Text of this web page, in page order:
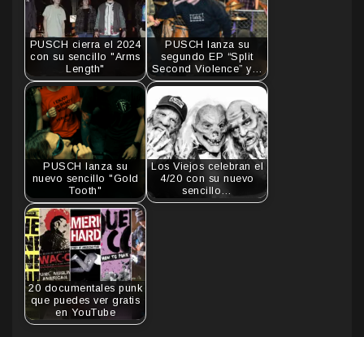
PUSCH cierra el 2024
con su sencillo "Arms
Length"
PUSCH lanza su
segundo EP “Split
Second Violence” y…
PUSCH lanza su
nuevo sencillo "Gold
Tooth"
Los Viejos celebran el
4/20 con su nuevo
sencillo…
20 documentales punk
que puedes ver gratis
en YouTube